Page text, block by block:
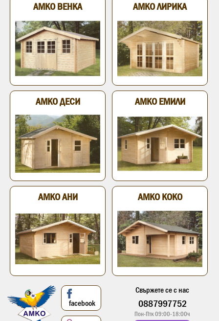
АМКО ВЕНКА АМКО ЛИРИКА
АМКО ДЕСИ АМКО ЕМИЛИ
АМКО АНИ АМКО КОКО
facebook
Свържете се с нас
0887997752
Пон-Птк 09:00-18:00ч